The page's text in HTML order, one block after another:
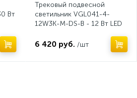
Вт
Трековый подвесной
светильник VGL041-4-
12W3K-M-DS-B - 12 Вт LED
6 420 руб. /шт